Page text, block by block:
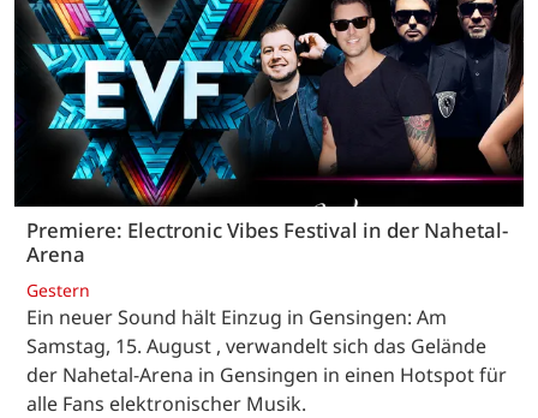
Premiere: Electronic Vibes Festival in der Nahetal-
Arena
Gestern
Ein neuer Sound hält Einzug in Gensingen: Am
Samstag, 15. August , verwandelt sich das Gelände
der Nahetal-Arena in Gensingen in einen Hotspot für
alle Fans elektronischer Musik.